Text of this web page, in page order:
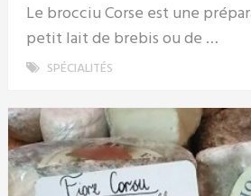
Le brocciu Corse est une
petit lait de brebis ou de …
SPÉCIALITÉS